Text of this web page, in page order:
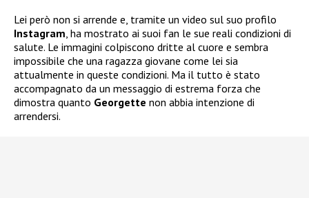
Lei però non si arrende e, tramite un video sul suo profilo
Instagram, ha mostrato ai suoi fan le sue reali condizioni di
salute. Le immagini colpiscono dritte al cuore e sembra
impossibile che una ragazza giovane come lei sia
attualmente in queste condizioni. Ma il tutto è stato
accompagnato da un messaggio di estrema forza che
dimostra quanto Georgette non abbia intenzione di
arrendersi.